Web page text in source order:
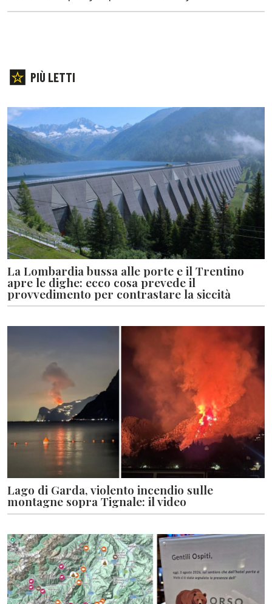
PIÙ LETTI
La Lombardia bussa alle porte e il Trentino
apre le dighe: ecco cosa prevede il
provvedimento per contrastare la siccità
Lago di Garda, violento incendio sulle
montagne sopra Tignale: il video